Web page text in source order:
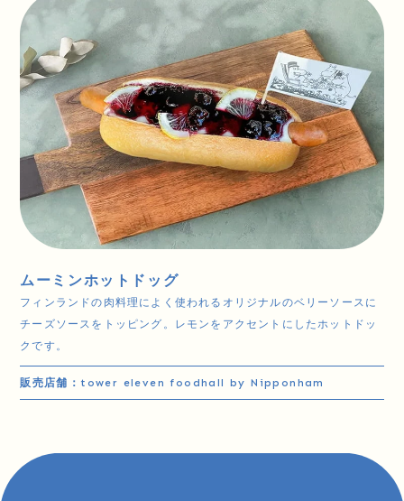
ムーミンホットドッグ
フィンランドの肉料理によく使われるオリジナルのベリーソースに
チーズソースをトッピング。レモンをアクセントにしたホットドッ
クです。
販売店舗： tower eleven foodhall by Nipponham